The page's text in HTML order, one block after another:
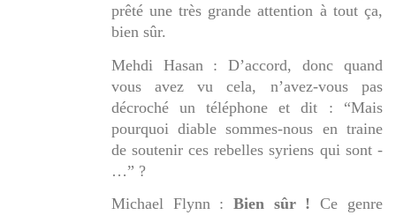
prêté une très grande attention à tout ça,
bien sûr.
Mehdi Hasan : D’accord, donc quand
vous avez vu cela, n’avez-vous pas
décroché un téléphone et dit : “Mais
pourquoi diable sommes-nous en traine
de soutenir ces rebelles syriens qui sont -
…” ?
Michael Flynn : Bien sûr ! Ce genre